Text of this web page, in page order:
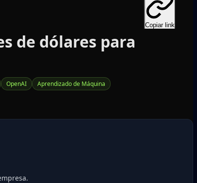
Copiar link
de dólares para
OpenAI
Aprendizado de Máquina